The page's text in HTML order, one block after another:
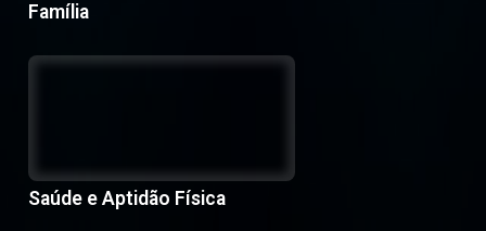
Família
Saúde e Aptidão Física